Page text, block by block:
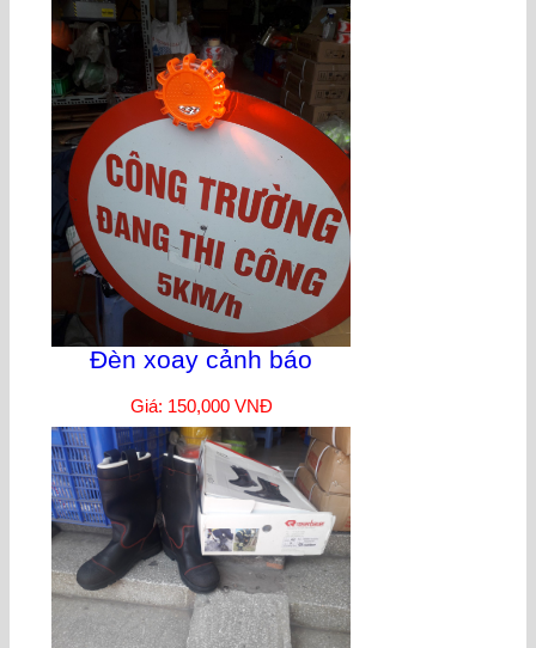
Đèn xoay cảnh báo
Giá: 150,000 VNĐ